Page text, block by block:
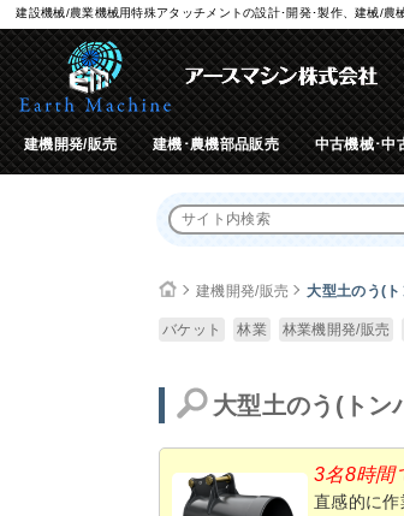
建設機械/農業機械用特殊アタッチメントの設計･開発･製作、建械/
建機開発/販売 建機･農機部品販売 中古機械･中
建機開発/販売 大型土のう(ト
バケット 林業 林業機開発/販売
大型土のう(トン
3名8時間
直感的に